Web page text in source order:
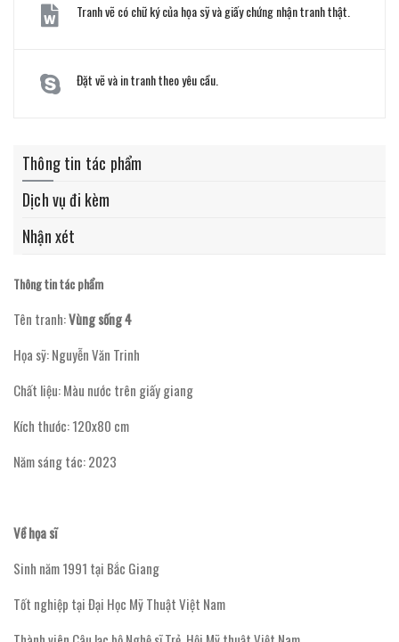
Tranh vẽ có chữ ký của họa sỹ và giấy chứng nhận tranh thật.
Đặt vẽ và in tranh theo yêu cầu.
Thông tin tác phẩm
Dịch vụ đi kèm
Nhận xét
Thông tin tác phẩm
Tên tranh:Vùng sống 4
Họa sỹ: Nguyễn Văn Trinh
Chất liệu: Màu nước trên giấy giang
Kích thước: 120x80 cm
Năm sáng tác: 2023
Về họa sĩ
Sinh năm 1991 tại Bắc Giang
Tốt nghiệp tại Đại Học Mỹ Thuật Việt Nam